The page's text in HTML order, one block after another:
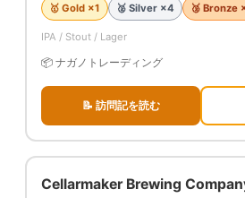
🥇 Gold ×1 🥈 Silver ×4 🥉 Bronze
IPA / Stout / Lager
📦 ナガノトレーディング
📝 訪問記を読む
Cellarmaker Brewing